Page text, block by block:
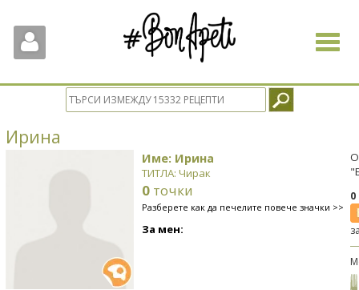
Toggle
Ирина
Име: Ирина
ТИТЛА: Чирак
0 точки
Разберете как да печелите повече значки >>
За мен: